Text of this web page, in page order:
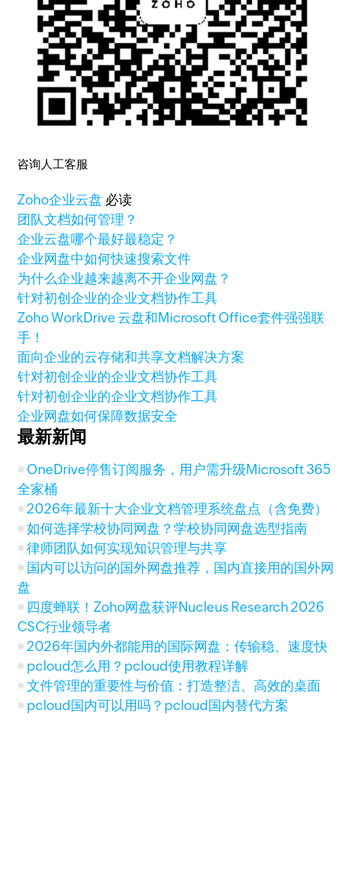
咨询人工客服
Zoho企业云盘 必读
团队文档如何管理？
企业云盘哪个最好最稳定？
企业网盘中如何快速搜索文件
为什么企业越来越离不开企业网盘？
针对初创企业的企业文档协作工具
Zoho WorkDrive 云盘和Microsoft Office套件强强联
手！
面向企业的云存储和共享文档解决方案
针对初创企业的企业文档协作工具
针对初创企业的企业文档协作工具
企业网盘如何保障数据安全
最新新闻
OneDrive停售订阅服务，用户需升级Microsoft 365
全家桶
2026年最新十大企业文档管理系统盘点（含免费）
如何选择学校协同网盘？学校协同网盘选型指南
律师团队如何实现知识管理与共享
国内可以访问的国外网盘推荐，国内直接用的国外网
盘
四度蝉联！Zoho网盘获评Nucleus Research 2026
CSC行业领导者
2026年国内外都能用的国际网盘：传输稳、速度快
pcloud怎么用？pcloud使用教程详解
文件管理的重要性与价值：打造整洁、高效的桌面
pcloud国内可以用吗？pcloud国内替代方案